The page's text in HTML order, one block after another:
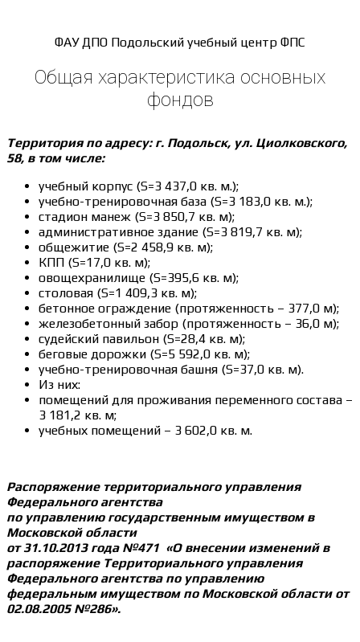
ФАУ ДПО Подольский учебный центр ФПС
Общая характеристика основных
фондов
Территория по адресу: г. Подольск, ул. Циолковского,
58, в том числе:
учебный корпус (S=3 437,0 кв. м.);
учебно-тренировочная база (S=3 183,0 кв. м.);
стадион манеж (S=3 850,7 кв. м);
административное здание (S=3 819,7 кв. м);
общежитие (S=2 458,9 кв. м);
КПП (S=17,0 кв. м);
овощехранилище (S=395,6 кв. м);
столовая (S=1 409,3 кв. м);
бетонное ограждение (протяженность – 377,0 м);
железобетонный забор (протяженность – 36,0 м);
судейский павильон (S=28,4 кв. м);
беговые дорожки (S=5 592,0 кв. м);
учебно-тренировочная башня (S=37,0 кв. м).
Из них:
помещений для проживания переменного состава –
3 181,2 кв. м;
учебных помещений – 3 602,0 кв. м.
Распоряжение территориального управления
Федерального агентства
по управлению государственным имуществом в
Московской области
от 31.10.2013 года №471 «О внесении изменений в
распоряжение Территориального управления
Федерального агентства по управлению
федеральным имуществом по Московской области от
02.08.2005 №286».